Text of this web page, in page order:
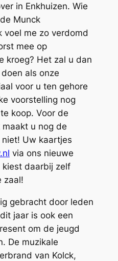
in Enkhuizen. Wie
Munck
voel me zo verdomd
mee op
kroeg? Het zal u dan
als onze
voor u ten gehore
voorstelling nog
koop. Voor de
u nog de
Uw kaartjes
via ons nieuwe
kiest daarbij zelf
zaal!
gebracht door leden
jaar is ook een
om de jeugd
De muzikale
van Kolck,